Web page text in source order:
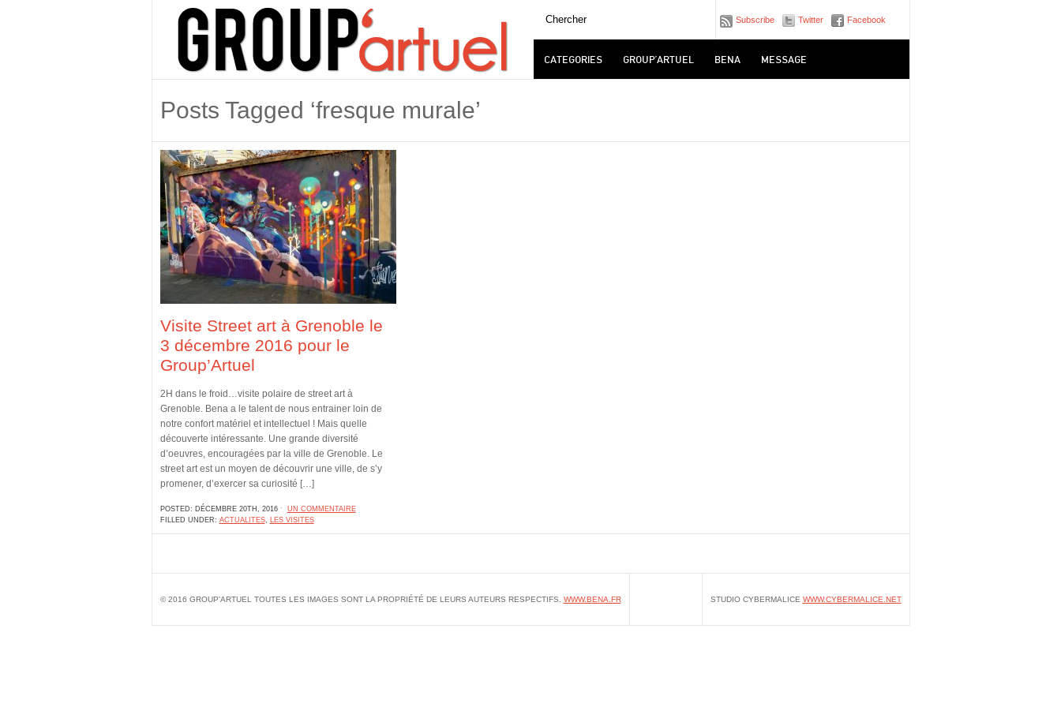
Subscribe Twitter Facebook
CATEGORIES GROUP’ARTUEL BENA MESSAGE
Posts Tagged ‘fresque murale’
Visite Street art à Grenoble le
3 décembre 2016 pour le
Group’Artuel
2H dans le froid…visite polaire de street art à
Grenoble. Bena a le talent de nous entrainer loin de
notre confort matériel et intellectuel ! Mais quelle
découverte intéressante. Une grande diversité
d’oeuvres, encouragées par la ville de Grenoble. Le
street art est un moyen de découvrir une ville, de s’y
promener, d’exercer sa curiosité […]
POSTED: DÉCEMBRE 20TH, 2016 ˑ UN COMMENTAIRE
FILLED UNDER: ACTUALITES, LES VISITES
© 2016 GROUP'ARTUEL TOUTES LES IMAGES SONT LA PROPRIÉTÉ DE LEURS AUTEURS RESPECTIFS. WWW.BENA.FR STUDIO CYBERMALICE WWW.CYBERMALICE.NET